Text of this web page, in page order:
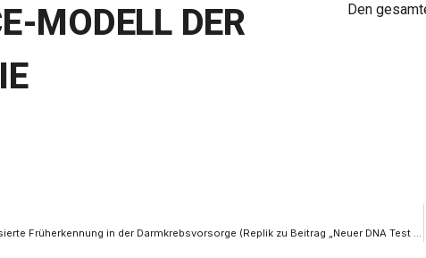
MODELL DER
Den